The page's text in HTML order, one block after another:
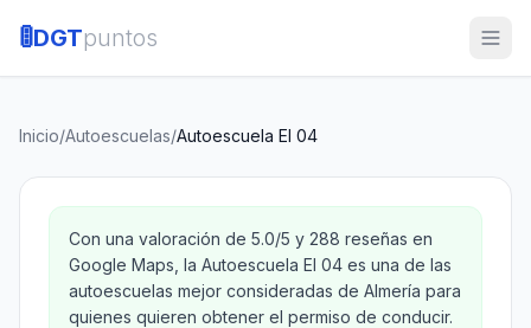
🚦DGTpuntos
Inicio/Autoescuelas/Autoescuela El 04
Con una valoración de 5.0/5 y 288 reseñas en
Google Maps, la Autoescuela El 04 es una de las
autoescuelas mejor consideradas de Almería para
quienes quieren obtener el permiso de conducir.